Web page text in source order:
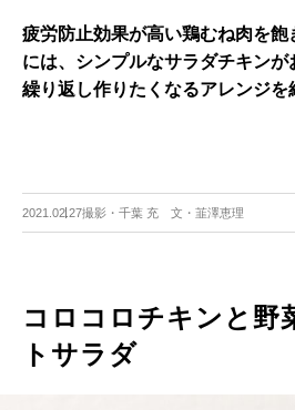
疲労防止効果が高い鶏むね肉を飽
には、シンプルなサラダチキンが
繰り返し作りたくなるアレンジを
2021.02.27撮影・千葉 充 文・韮澤恵理
コロコロチキンと野
トサラダ